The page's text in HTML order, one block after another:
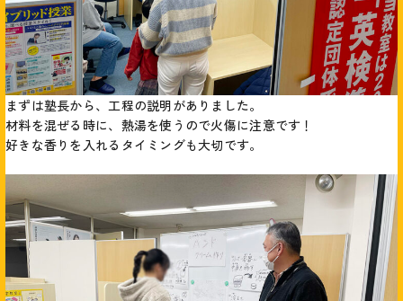
まずは塾長から、工程の説明がありました。
材料を混ぜる時に、熱湯を使うので火傷に注意です！
好きな香りを入れるタイミングも大切です。